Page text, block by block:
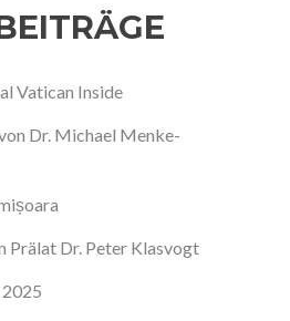
Vatican Inside
Dr. Michael Menke-
Prälat Dr. Peter Klasvogt